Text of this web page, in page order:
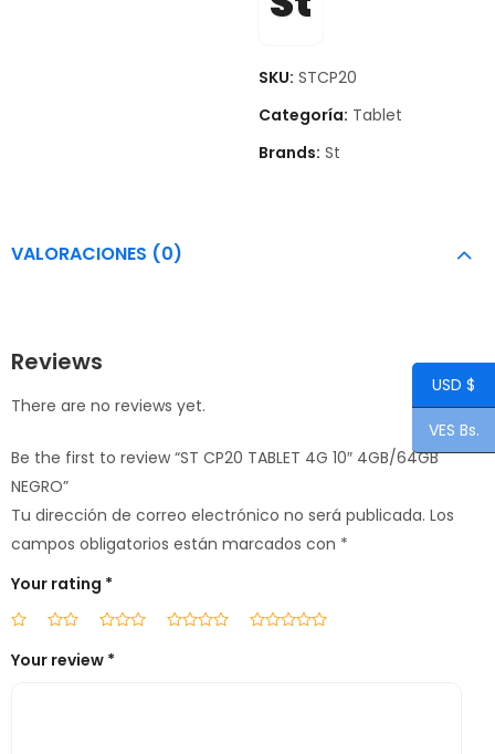
SKU: STCP20
Categoría: Tablet
Brands: St
VALORACIONES (0)
Reviews
There are no reviews yet.
Be the first to review “ST CP20 TABLET 4G 10″ 4GB/64GB
NEGRO”
Tu dirección de correo electrónico no será publicada. Los
campos obligatorios están marcados con *
Your rating *
Your review *
USD $
VES Bs.